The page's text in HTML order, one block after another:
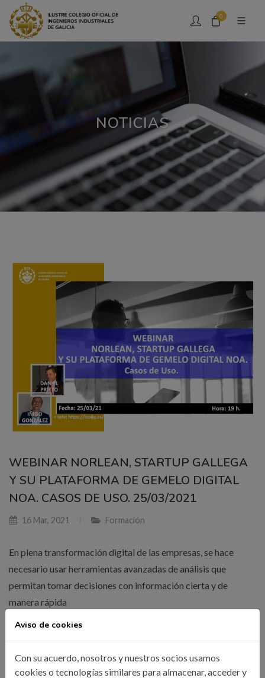
0
NOTICIAS
WEBINAR NORLEAN, STARTUP GALLEGA
Y SU PLATAFORMA DE GEMELO DIGITAL
NOA. CASOS DE USO. 25/03/2021
16 Mar, 2021 Formación
En plena transformación digital de las empresas, se hace
necesario usar herramientas avanzadas de análisis que
permitan tomar decisiones con información cierta y de
manera rápida
Aviso de cookies
Con su acuerdo, nosotros y nuestros socios usamos
cookies o tecnologías similares para almacenar, acceder y